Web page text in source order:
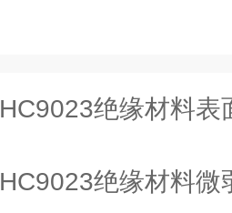
HC9023绝缘材料表面 /
HC9023绝缘材料微